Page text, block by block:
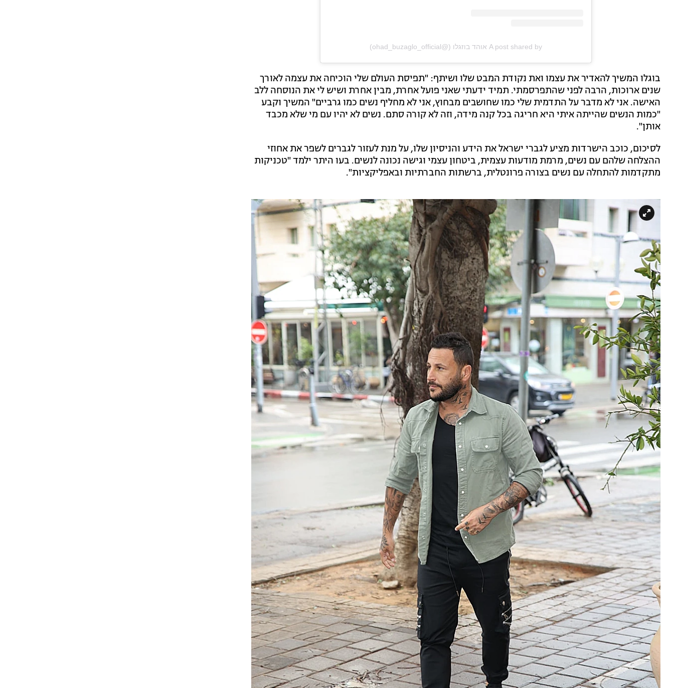
A post shared by אוהד בוזגלו (@ohad_buzaglo_official)
בוגלו המשיך להאדיר את עצמו ואת נקודת המבט שלו ושיתף: "תפיסת העולם שלי הוכיחה את עצמה לאורך
שנים ארוכות, הרבה לפני שהתפרסמתי. תמיד ידעתי שאני פועל אחרת, מבין אחרת ושיש לי את הנוסחה ללב
האישה. אני לא מדבר על התדמית שלי כמו שחושבים מבחוץ, אני לא מחליף נשים כמו גרביים" המשיך וקבע
"כמות הנשים שהייתה איתי היא חריגה בכל קנה מידה, וזה לא קורה סתם. נשים לא יהיו עם מי שלא מכבד
אותן".
לסיכום, כוכב הישרדות מציע לגברי ישראל את הידע והניסיון שלו, על מנת לעזור לגברים לשפר את אחוזי
ההצלחה שלהם עם נשים, מרמת מודעות עצמית, ביטחון עצמי וגישה נכונה לנשים. בעו היתר ילמד "טכניקות
מתקדמות להתחלה עם נשים בצורה פרונטלית, ברשתות החברתיות ובאפליקציות".